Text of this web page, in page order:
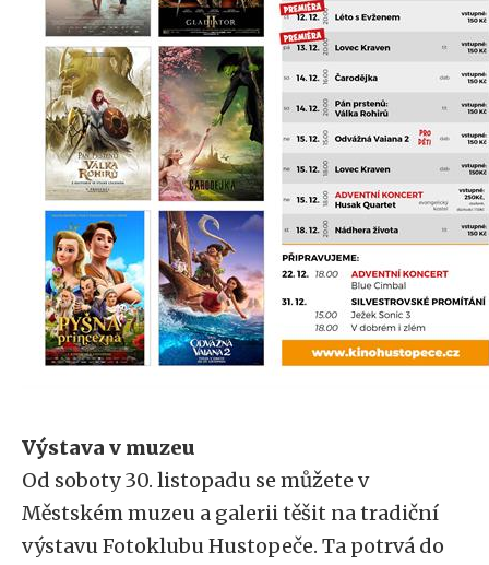
Výstava v muzeu
Od soboty 30. listopadu se můžete v
Městském muzeu a galerii těšit na tradiční
výstavu Fotoklubu Hustopeče. Ta potrvá do